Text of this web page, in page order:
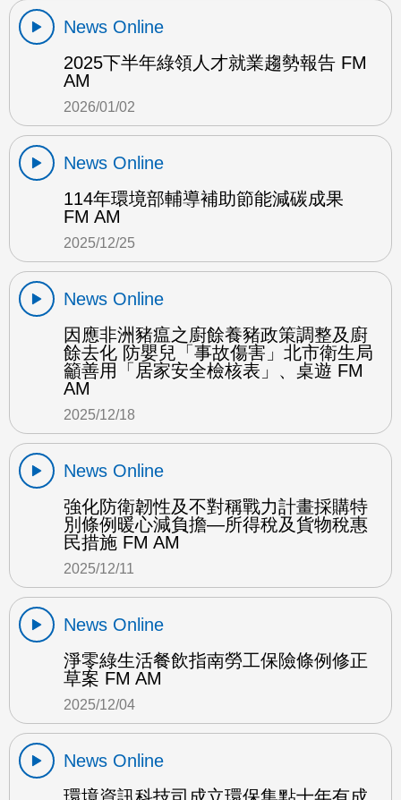
News Online
2025下半年綠領人才就業趨勢報告 FM
AM
2026/01/02
News Online
114年環境部輔導補助節能減碳成果
FM AM
2025/12/25
News Online
因應非洲豬瘟之廚餘養豬政策調整及廚
餘去化 防嬰兒「事故傷害」北市衛生局
籲善用「居家安全檢核表」、桌遊 FM
AM
2025/12/18
News Online
強化防衛韌性及不對稱戰力計畫採購特
別條例暖心減負擔—所得稅及貨物稅惠
民措施 FM AM
2025/12/11
News Online
淨零綠生活餐飲指南勞工保險條例修正
草案 FM AM
2025/12/04
News Online